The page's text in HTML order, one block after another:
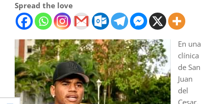
Spread the love
En una
clínica
de San
Juan
del